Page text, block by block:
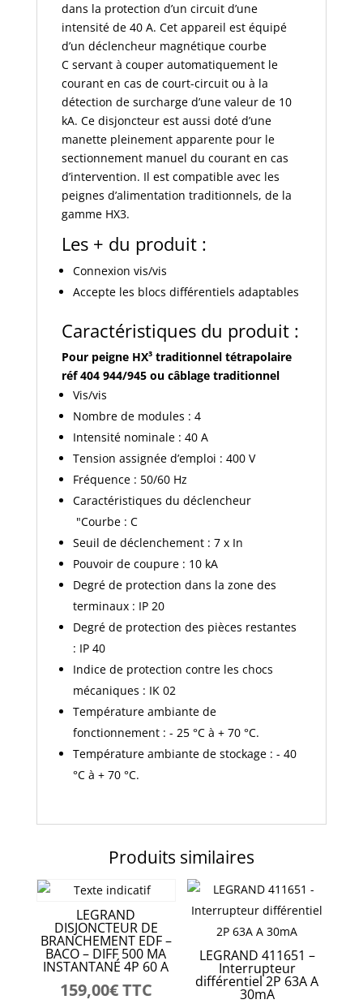
dans la protection d’un circuit d’une
intensité de 40 A. Cet appareil est équipé
d’un déclencheur magnétique courbe
C servant à couper automatiquement le
courant en cas de court-circuit ou à la
détection de surcharge d’une valeur de 10
kA. Ce disjoncteur est aussi doté d’une
manette pleinement apparente pour le
sectionnement manuel du courant en cas
d’intervention. Il est compatible avec les
peignes d’alimentation traditionnels, de la
gamme HX3.
Les + du produit :
Connexion vis/vis
Accepte les blocs différentiels adaptables
Caractéristiques du produit :
Pour peigne HX³ traditionnel tétrapolaire
réf 404 944/945 ou câblage traditionnel
Vis/vis
Nombre de modules : 4
Intensité nominale : 40 A
Tension assignée d’emploi : 400 V
Fréquence : 50/60 Hz
Caractéristiques du déclencheur
"Courbe : C
Seuil de déclenchement : 7 x In
Pouvoir de coupure : 10 kA
Degré de protection dans la zone des
terminaux : IP 20
Degré de protection des pièces restantes
: IP 40
Indice de protection contre les chocs
mécaniques : IK 02
Température ambiante de
fonctionnement : - 25 °C à + 70 °C.
Température ambiante de stockage : - 40
°C à + 70 °C.
Produits similaires
LEGRAND
DISJONCTEUR DE
BRANCHEMENT EDF –
BACO – DIFF 500 MA
INSTANTANÉ 4P 60 A
159,00€TTC
LEGRAND 411651 –
Interrupteur
différentiel 2P 63A A
30mA